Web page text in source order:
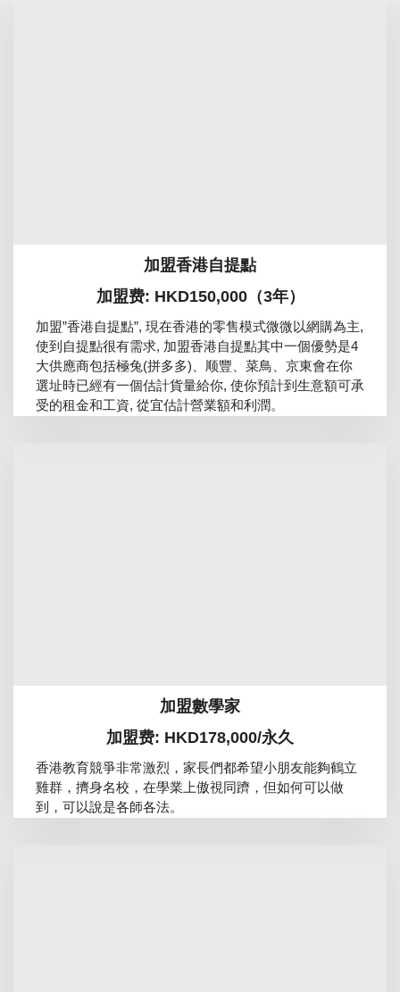
加盟香港自提點
加盟费: HKD150,000（3年）
加盟”香港自提點”, 現在香港的零售模式微微以網購為主,
使到自提點很有需求, 加盟香港自提點其中一個優勢是4
大供應商包括極兔(拼多多)、顺豐、菜鳥、京東會在你
選址時已經有一個估計貨量給你, 使你預計到生意額可承
受的租金和工資, 從宜估計營業額和利潤。
加盟數學家
加盟费: HKD178,000/永久
香港教育競爭非常激烈，家長們都希望小朋友能夠鶴立
雞群，擠身名校，在學業上傲視同躋，但如何可以做
到，可以說是各師各法。